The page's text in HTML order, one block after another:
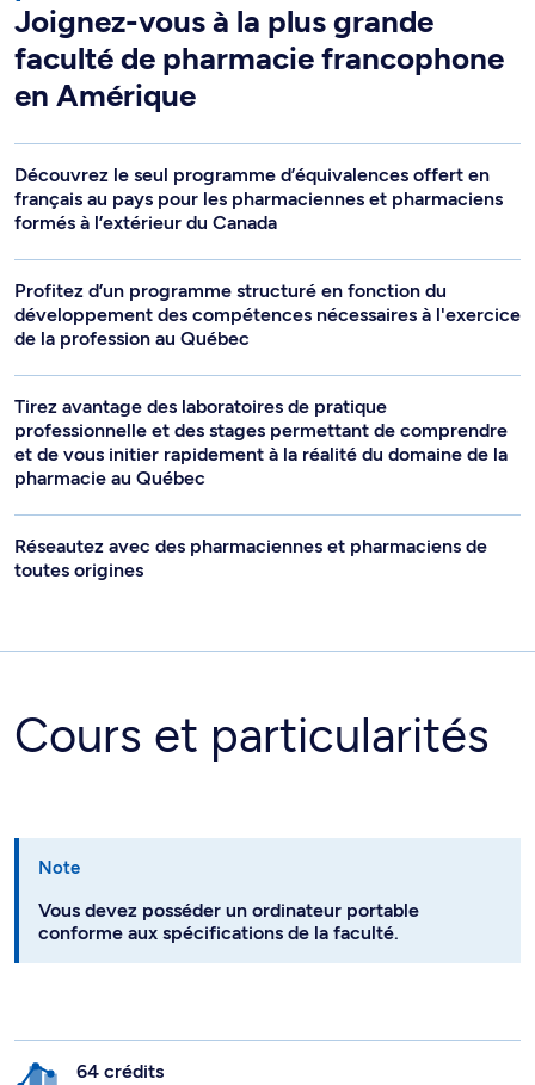
Joignez-vous à la plus grande
faculté de pharmacie francophone
en Amérique
Découvrez le seul programme d’équivalences offert en
français au pays pour les pharmaciennes et pharmaciens
formés à l’extérieur du Canada
Profitez d’un programme structuré en fonction du
développement des compétences nécessaires à l'exercice
de la profession au Québec
Tirez avantage des laboratoires de pratique
professionnelle et des stages permettant de comprendre
et de vous initier rapidement à la réalité du domaine de la
pharmacie au Québec
Réseautez avec des pharmaciennes et pharmaciens de
toutes origines
Cours et particularités
Note
Vous devez posséder un ordinateur portable
conforme aux spécifications de la faculté.
64 crédits